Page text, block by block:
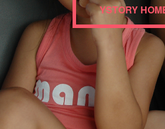
YSTORY